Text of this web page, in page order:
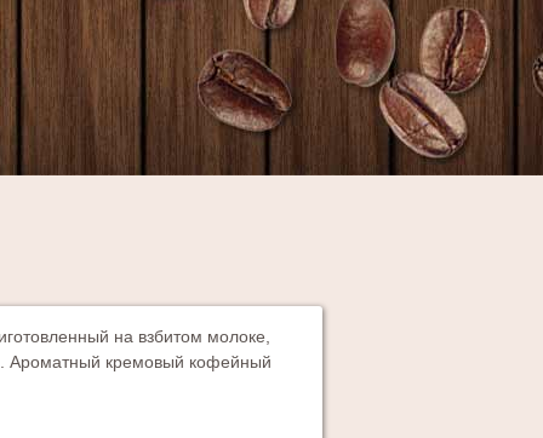
на взбитом молоке,
Ароматный кремовый кофейный